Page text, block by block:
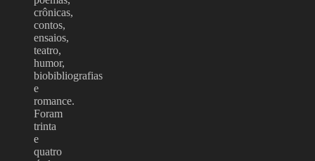
crônicas,
contos,
ensaios,
teatro,
humor,
biobibliografias
e
romance.
Foram
trinta
e
quatro